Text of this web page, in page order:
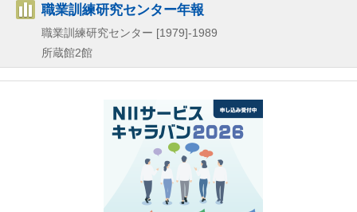
職業訓練研究センター年報
職業訓練研究センター [1979]-1989
所蔵館2館